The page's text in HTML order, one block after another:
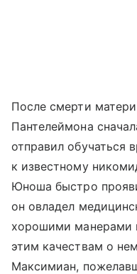
После смерти
Пантелеймона
отправил обучаться
к известному
Юноша быстро
он овладел
хорошими манерами
этим качествам о
Максимиан,